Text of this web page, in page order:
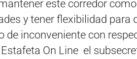
este corredor
y tener flexibilidad para
de inconveniente con
On Line el